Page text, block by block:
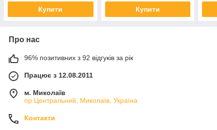
Купити Купити
Про нас
96% позитивних з 92 відгуків за рік
Працює з 12.08.2011
м. Миколаїв
пр.Центральний, Миколаїв, Україна
Контакти